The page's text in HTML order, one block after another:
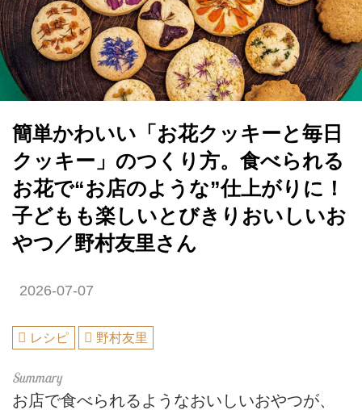
簡単かわいい「お花クッキーと毎日
クッキー」のつくり方。食べられる
お花で“お店のような”仕上がりに！
子どもも楽しいとびきりおいしいお
やつ／野村友里さん
2026-07-07
レシピ 野村友里
お店で食べられるようなおいしいおやつが、